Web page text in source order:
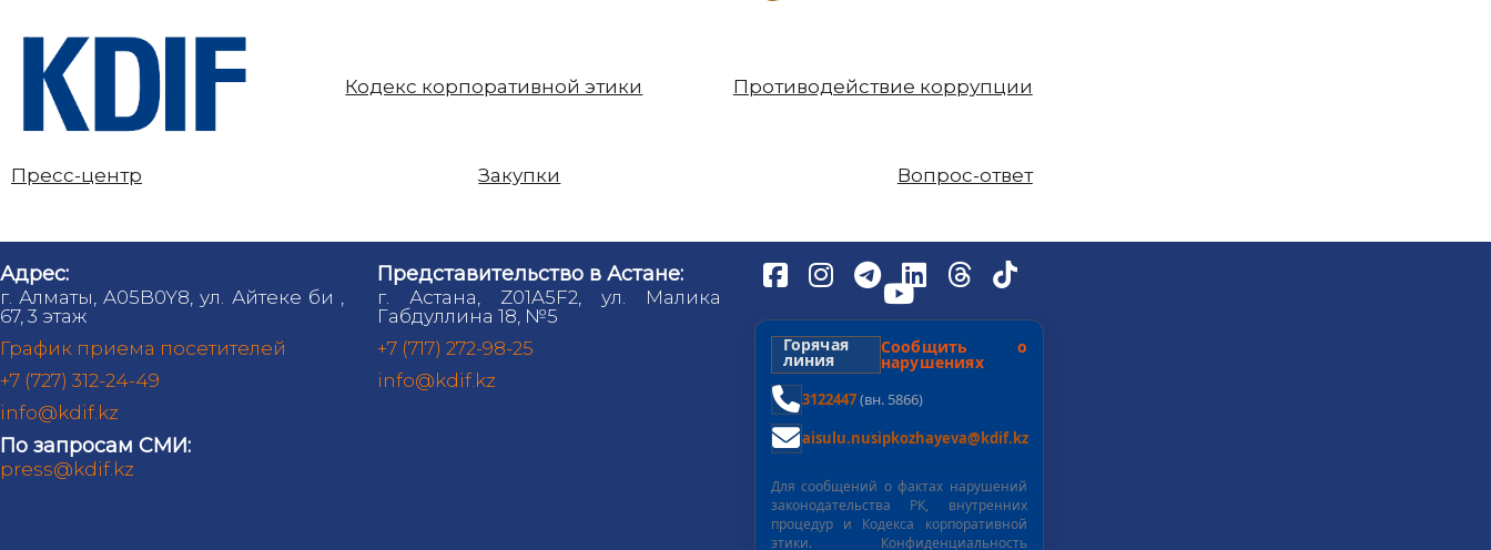
Кодекс корпоративной этики Противодействие коррупции
Пресс-центр Закупки Вопрос-ответ
Адрес:
г. Алматы, A05B0Y8, ул. Айтеке би ,
67, 3 этаж
График приема посетителей
+7 (727) 312-24-49
info@kdif.kz
По запросам СМИ:
press@kdif.kz
Представительство в Астане:
г. Астана, Z01A5F2, ул. Малика
Габдуллина 18, №5
+7 (717) 272-98-25
info@kdif.kz
Горячая
линия
Сообщить о
нарушениях
3122447(вн. 5866)
aisulu.nusipkozhayeva@kdif.kz
Для сообщений о фактах нарушений
законодательства РК, внутренних
процедур и Кодекса корпоративной
этики. Конфиденциальность